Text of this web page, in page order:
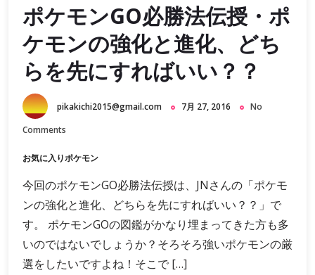
ポケモンGO必勝法伝授・ポ
ケモンの強化と進化、どち
らを先にすればいい？？
pikakichi2015@gmail.com 7月 27, 2016
No
Comments
お気に入りポケモン
今回のポケモンGO必勝法伝授は、JNさんの「ポケモ
ンの強化と進化、どちらを先にすればいい？？」で
す。 ポケモンGOの図鑑がかなり埋まってきた方も多
いのではないでしょうか？そろそろ強いポケモンの厳
選をしたいですよね！そこで […]